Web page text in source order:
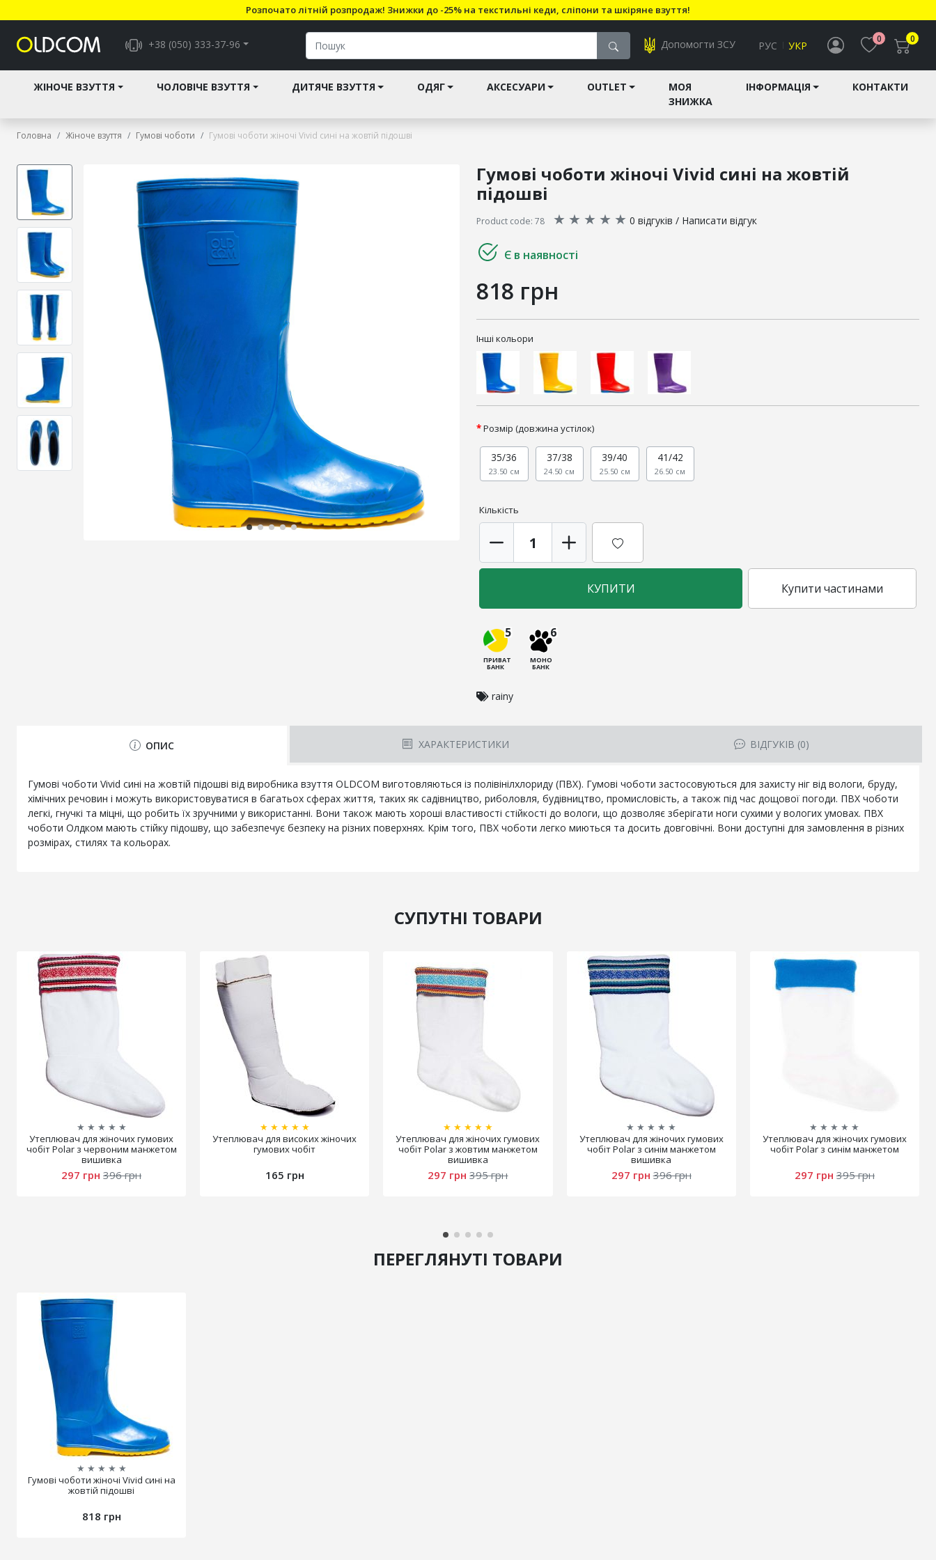
Розпочато літній розпродаж! Знижки до -25% на текстильні кеди, сліпони та шкіряне взуття!
+38 (050) 333-37-96 Допомогти ЗСУ РУС УКР
0 0
ЖІНОЧЕ ВЗУТТЯ ЧОЛОВІЧЕ ВЗУТТЯ ДИТЯЧЕ ВЗУТТЯ ОДЯГ АКСЕСУАРИ OUTLET
МОЯ
ЗНИЖКА
ІНФОРМАЦІЯ КОНТАКТИ
Головна Жіноче взуття Гумові чоботи Гумові чоботи жіночі Vivid сині на жовтій підошві
Гумові чоботи жіночі Vivid сині на жовтій
підошві
Product code: 78 ★ ★ ★ ★ ★ 0 відгуків / Написати відгук
Є в наявності
818 грн
Інші кольори
Розмір (довжина устілок)
35/36
23.50 см
37/38
24.50 см
39/40
25.50 см
41/42
26.50 см
Кількість
КУПИТИ Купити частинами
5
ПРИВАТ
БАНК
6
МОНО
БАНК
rainy
ОПИС ХАРАКТЕРИСТИКИ ВІДГУКІВ (0)
Гумові чоботи Vivid сині на жовтій підошві від виробника взуття OLDCOM виготовляються із полівінілхлориду (ПВХ). Гумові чоботи застосовуються для захисту ніг від вологи, бруду,
хімічних речовин і можуть використовуватися в багатьох сферах життя, таких як садівництво, риболовля, будівництво, промисловість, а також під час дощової погоди. ПВХ чоботи
легкі, гнучкі та міцні, що робить їх зручними у використанні. Вони також мають хороші властивості стійкості до вологи, що дозволяє зберігати ноги сухими у вологих умовах. ПВХ
чоботи Олдком мають стійку підошву, що забезпечує безпеку на різних поверхнях. Крім того, ПВХ чоботи легко миються та досить довговічні. Вони доступні для замовлення в різних
розмірах, стилях та кольорах.
СУПУТНІ ТОВАРИ
★ ★ ★ ★ ★
Утеплювач для жіночих гумових
чобіт Polar з червоним манжетом
вишивка
297 грн 396 грн
★ ★ ★ ★ ★
Утеплювач для високих жіночих
гумових чобіт
165 грн
★ ★ ★ ★ ★
Утеплювач для жіночих гумових
чобіт Polar з жовтим манжетом
вишивка
297 грн 395 грн
★ ★ ★ ★ ★
Утеплювач для жіночих гумових
чобіт Polar з синім манжетом
вишивка
297 грн 396 грн
★ ★ ★ ★ ★
Утеплювач для жіночих гумових
чобіт Polar з синім манжетом
297 грн 395 грн
ПЕРЕГЛЯНУТІ ТОВАРИ
★ ★ ★ ★ ★
Гумові чоботи жіночі Vivid сині на
жовтій підошві
818 грн